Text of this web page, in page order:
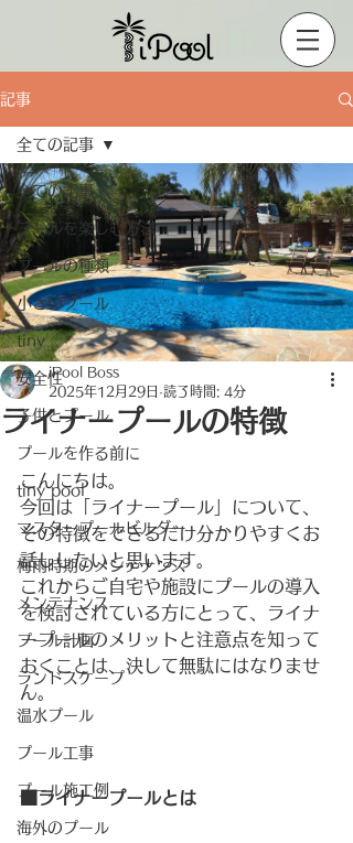
記事
全ての記事
プールを楽しむ方法
プールの種類
小さいプール
tiny
安全性
子供とプール
プールを作る前に
tiny pool
マスタープールビルダー
梅雨時期のメンテナンス
メンテナンス
プール計画
ランドスケープ
温水プール
プール工事
プール施工例
海外のプール
全ての記事
ライナープールの特徴
iPool Boss
2025年12月29日 読了時間: 4分
こんにちは。
今回は「ライナープール」について、
その特徴をできるだけ分かりやすくお
話ししたいと思います。
これからご自宅や施設にプールの導入
を検討されている方にとって、ライナ
ープールのメリットと注意点を知って
おくことは、決して無駄にはなりませ
ん。
■ライナープールとは